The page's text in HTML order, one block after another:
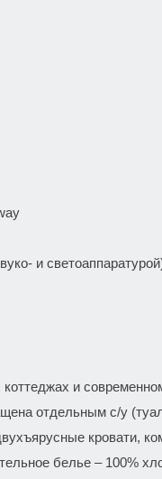
и
и
отдельным с/у
кровати,
белье – 100%